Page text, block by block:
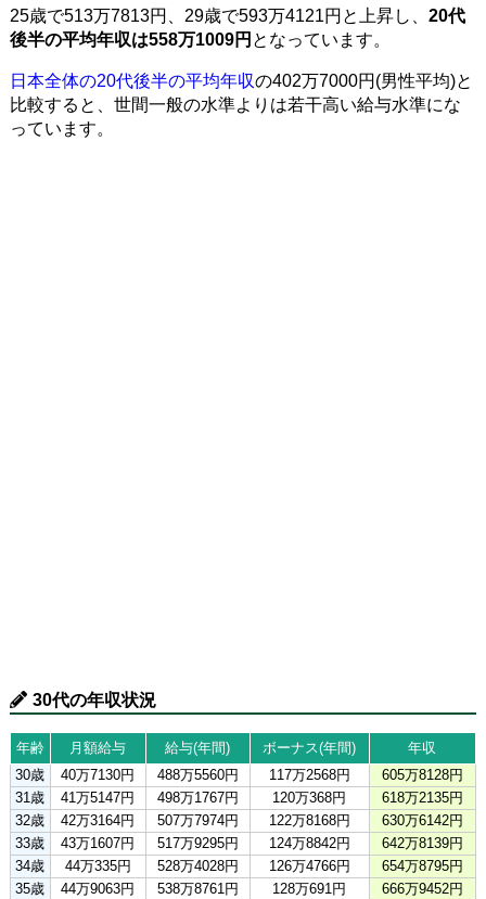
25歳で513万7813円、29歳で593万4121円と上昇し、 20代
後半の平均年収は558万1009円 となっています。
日本全体の20代後半の平均年収の402万7000円(男性平均)と
比較すると、世間一般の水準よりは若干高い給与水準にな
っています。
30代の年収状況
年齢 月額給与 給与(年間) ボーナス(年間)
年収
30歳
40万7130円 488万5560円 117万2568円
605万8128円
31歳
41万5147円 498万1767円 120万368円
618万2135円
32歳
42万3164円 507万7974円 122万8168円
630万6142円
33歳
43万1607円 517万9295円 124万8842円
642万8139円
34歳
44万335円 528万4028円 126万4766円
654万8795円
35歳
44万9063円 538万8761円 128万691円
666万9452円